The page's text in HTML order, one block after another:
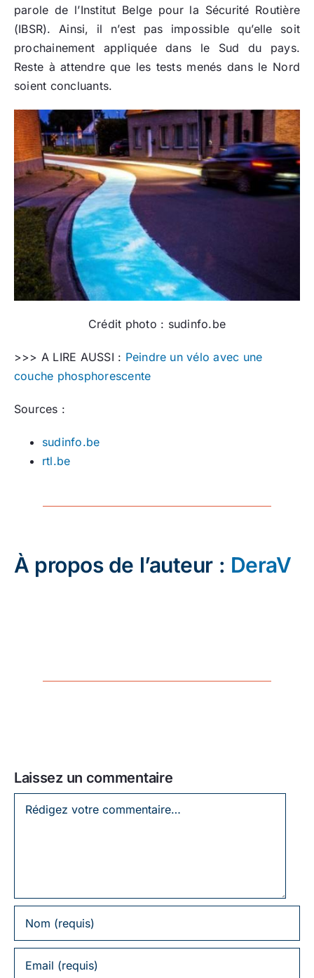
parole de l’Institut Belge pour la Sécurité Routière
(IBSR). Ainsi, il n’est pas impossible qu’elle soit
prochainement appliquée dans le Sud du pays.
Reste à attendre que les tests menés dans le Nord
soient concluants.
Crédit photo : sudinfo.be
>>> A LIRE AUSSI : Peindre un vélo avec une
couche phosphorescente
Sources :
sudinfo.be
rtl.be
À propos de l’auteur : DeraV
Laissez un commentaire
Laissez